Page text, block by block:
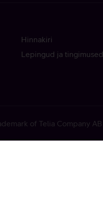
Hinnakiri
Lepingud ja tingimused
of Telia Company AB